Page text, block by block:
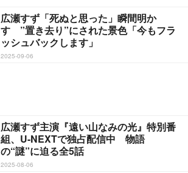
広瀬すず「死ぬと思った」瞬間明か
す ”置き去り”にされた景色「今もフラ
ッシュバックします」
2025-09-06
広瀬すず主演『遠い山なみの光』特別番
組、U-NEXTで独占配信中 物語
の“謎”に迫る全5話
2025-08-06